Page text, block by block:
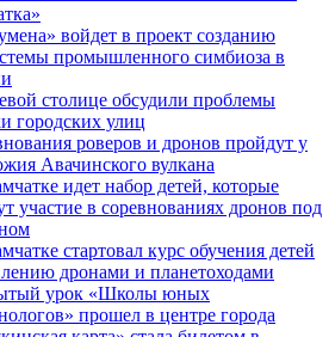
войдет в проект созданию
промышленного симбиоза в
столице обсудили проблемы
городских улиц
роверов и дронов пройдут у
Авачинского вулкана
идет набор детей, которые
участие в соревнованиях дронов под
стартовал курс обучения детей
дронами и планетоходами
урок «Школы юных
прошел в центре города